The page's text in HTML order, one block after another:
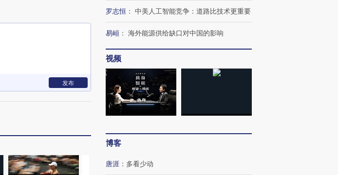
发布
罗志恒 ： 中美人工智能竞争：道路比技术更重要
易峘 ： 海外能源供给缺口对中国的影响
视频
博客
唐涯 ： 多看少动